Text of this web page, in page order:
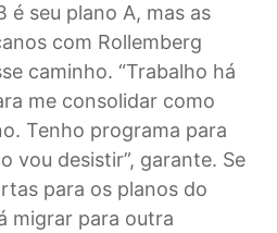
é seu plano A, mas as
com Rollemberg
caminho. “Trabalho há
me consolidar como
Tenho programa para
vou desistir”, garante. Se
para os planos do
migrar para outra